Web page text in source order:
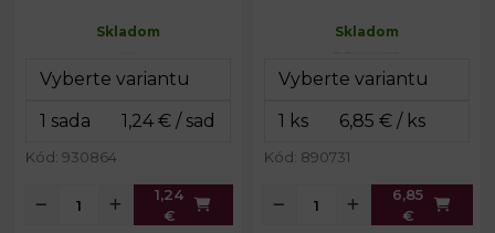
Priemer drôtu:
Dĺžka drôtika:
14 x 22
Skladom
Kód: 930864
1,24
€
RozmerySkladom
Kód: 890731
6,85
€